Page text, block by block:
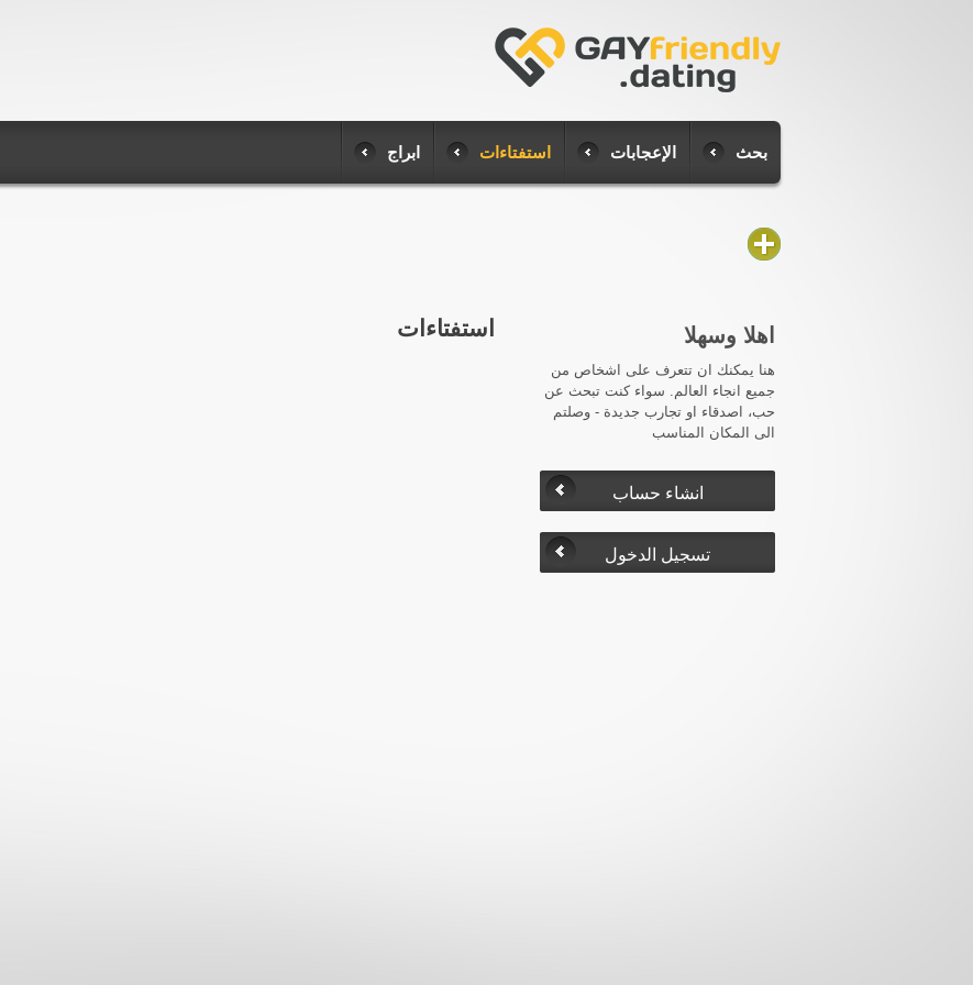
بحث الإعجابات استفتاءات ابراج
اهلا وسهلا
هنا يمكنك ان تتعرف على اشخاص من
جميع انجاء العالم. سواء كنت تبحث عن
حب، اصدقاء او تجارب جديدة - وصلتم
الى المكان المناسب
استفتاءات